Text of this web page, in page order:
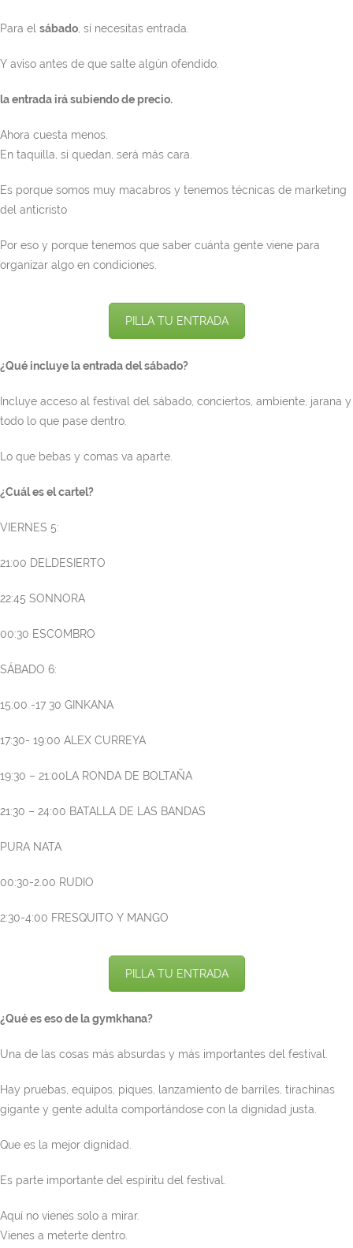
Para el sábado , sí necesitas entrada.
Y aviso antes de que salte algún ofendido.
la entrada irá subiendo de precio.
Ahora cuesta menos.
En taquilla, si quedan, será más cara.
Es porque somos muy macabros y tenemos técnicas de marketing
del anticristo
Por eso y porque tenemos que saber cuánta gente viene para
organizar algo en condiciones.
PILLA TU ENTRADA
¿Qué incluye la entrada del sábado?
Incluye acceso al festival del sábado, conciertos, ambiente, jarana y
todo lo que pase dentro.
Lo que bebas y comas va aparte.
¿Cuál es el cartel?
VIERNES 5:
21:00 DELDESIERTO
22:45 SONNORA
00:30 ESCOMBRO
SÁBADO 6:
15:00 -17 30 GINKANA
17:30- 19:00 ALEX CURREYA
19:30 – 21:00LA RONDA DE BOLTAÑA
21:30 – 24:00 BATALLA DE LAS BANDAS
PURA NATA
00:30-2.00 RUDIO
2:30-4:00 FRESQUITO Y MANGO
PILLA TU ENTRADA
¿Qué es eso de la gymkhana?
Una de las cosas más absurdas y más importantes del festival.
Hay pruebas, equipos, piques, lanzamiento de barriles, tirachinas
gigante y gente adulta comportándose con la dignidad justa.
Que es la mejor dignidad.
Es parte importante del espíritu del festival.
Aquí no vienes solo a mirar.
Vienes a meterte dentro.